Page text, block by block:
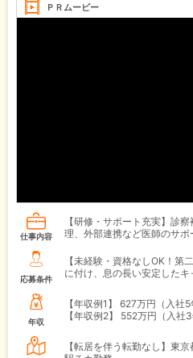
ＰＲムービー
仕事内容
【研修・サポート充実】診
理、外部連携など医師のサ
応募条件
【未経験・資格なしOK！第
に付け、息の長い安定した
年収
【年収例1】
627万円（入社5
【年収例2】
552万円（入社
【転居を伴う転勤なし】東